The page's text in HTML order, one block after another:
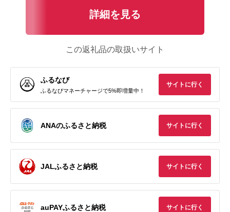
詳細を見る
この返礼品の取扱いサイト
ふるなび
ふるなびマネーチャージで5%即増量中！
サイトに行く
ANAのふるさと納税 サイトに行く
JALふるさと納税 サイトに行く
auPAYふるさと納税 サイトに行く